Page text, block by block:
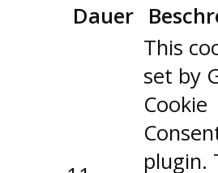
Dauer
This
set by
Cookie
plugin.